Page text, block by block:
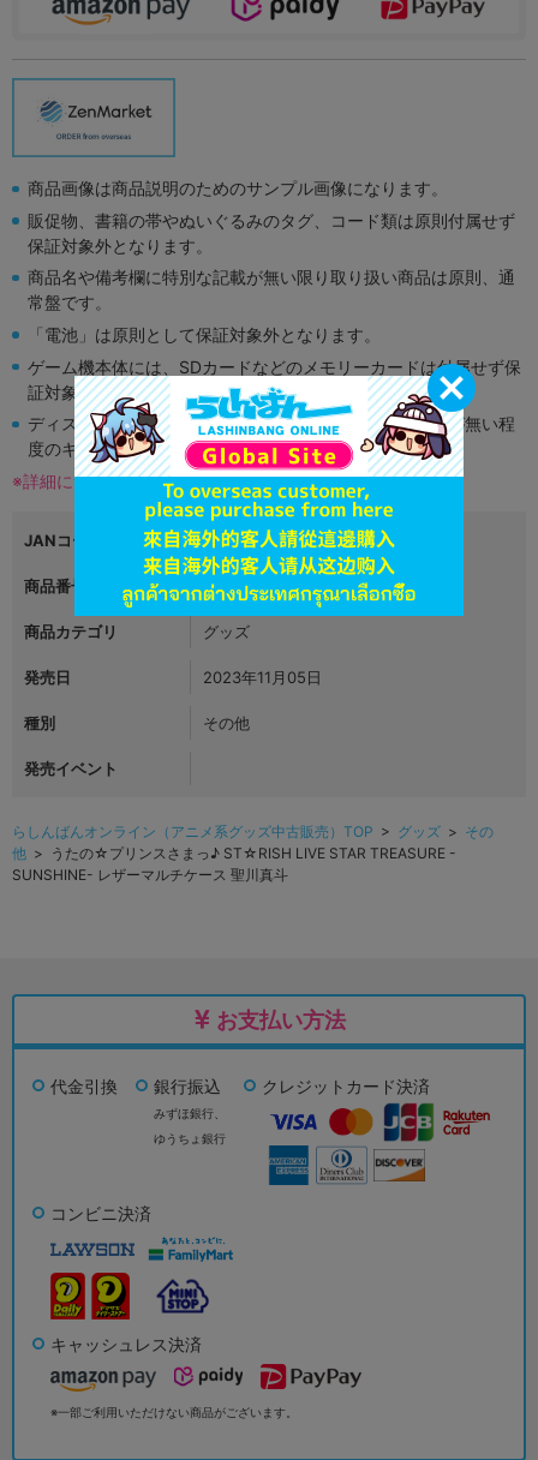
商品画像は商品説明のためのサンプル画像になります。
販促物、書籍の帯やぬいぐるみのタグ、コード類は原則付属せず
保証対象外となります。
商品名や備考欄に特別な記載が無い限り取り扱い商品は原則、通
常盤です。
「電池」は原則として保証対象外となります。
ゲーム機本体には、SDカードなどのメモリーカードは付属せず保
証対象外となります。
ディスク類の読み取り面のキズに関しまして再生に支障が無い程
度のキズがある場合がございます。
※詳細につきましてはコチラ
JANコード 4549743935201
商品番号 L06546314
商品カテゴリ グッズ
発売日 2023年11月05日
種別 その他
発売イベント
らしんばんオンライン（アニメ系グッズ中古販売）TOP > グッズ > その
他 > うたの☆プリンスさまっ♪ ST☆RISH LIVE STAR TREASURE -
SUNSHINE- レザーマルチケース 聖川真斗
お支払い方法
代金引換 銀行振込
みずほ銀行、
ゆうちょ銀行
クレジットカード決済
コンビニ決済
キャッシュレス決済
※一部ご利用いただけない商品がございます。